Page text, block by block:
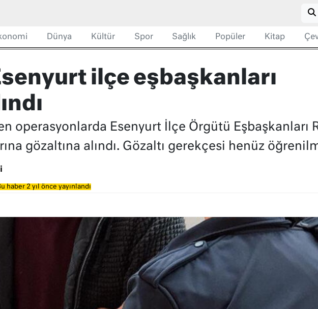
Dünya Kültür Spor Sağlık Popüler Kitap
ilçe eşbaşkanları
operasyonlarda Esenyurt İlçe Örgütü Eşbaşkanları
gözaltına alındı. Gözaltı gerekçesi henüz
haber 2 yıl önce yayınlandı